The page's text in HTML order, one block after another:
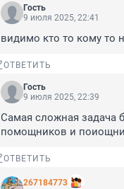
Гость
9 июля 2025, 22:41
видимо кто то кому то
ОТВЕТИТЬ
Гость
9 июля 2025, 22:39
Самая сложная задача
помощников и
ОТВЕТИТЬ
267184773